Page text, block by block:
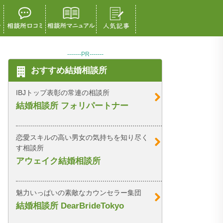
-------PR-------
おすすめ結婚相談所
IBJトップ表彰の常連の相談所
結婚相談所 フォリパートナー
恋愛スキルの高い男女の気持ちを知り尽く
す相談所
アウェイク結婚相談所
魅力いっぱいの素敵なカウンセラー集団
結婚相談所 DearBrideTokyo